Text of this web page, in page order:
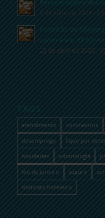
Recuperação
8 de julho de 2026 -
Feriadão de São
carioca em R$ 50
22 de abril de 2026 -
TAGS
atendimento coronavírus
desemprego fique por
novidades odontologia
Rio de Janeiro seguro
sindicato hoteleiro